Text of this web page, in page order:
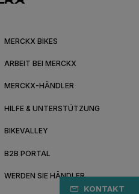
KONTAKT
MERCKX BIKES
ARBEIT BEI MERCKX
MERCKX-HÄNDLER
HILFE & UNTERSTÜTZUNG
BIKEVALLEY
B2B PORTAL
WERDEN SIE HÄNDLER